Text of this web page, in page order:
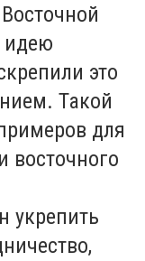
идею
это
Такой
для
восточного
укрепить